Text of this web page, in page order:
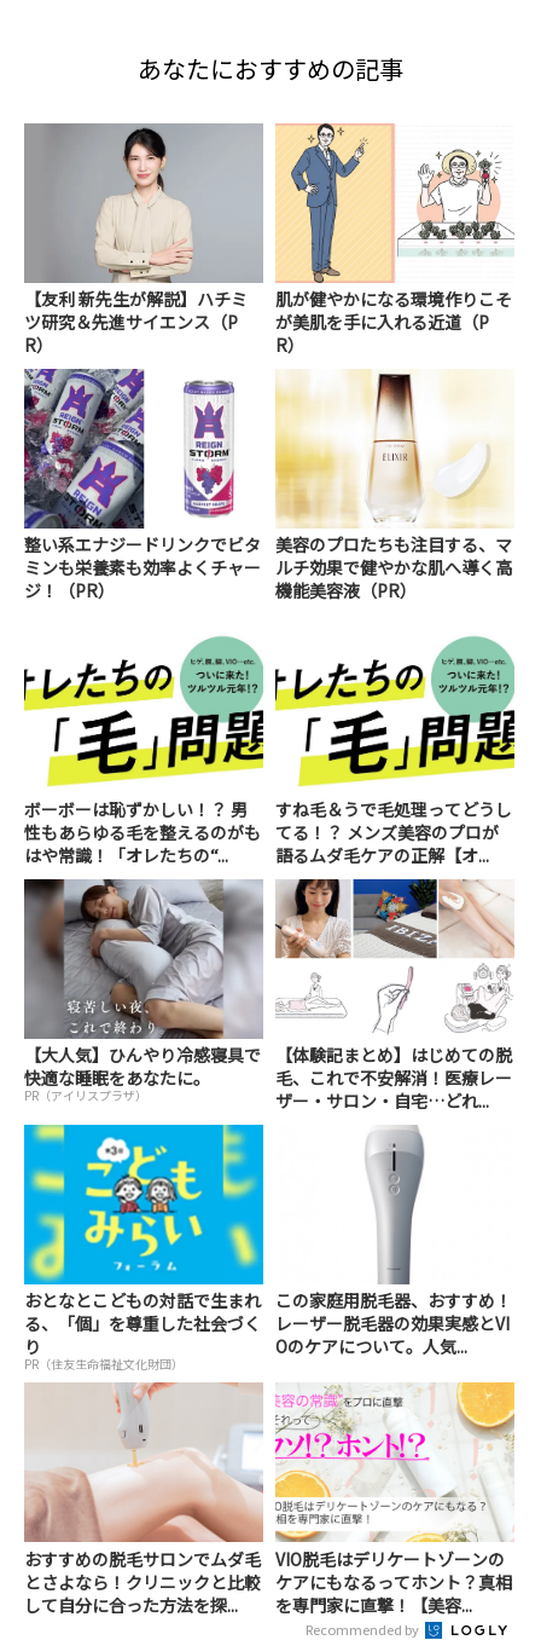
あなたにおすすめの記事
【友利 新先生が解説】ハチミ
ツ研究＆先進サイエンス（P
R）
肌が健やかになる環境作りこそ
が美肌を手に入れる近道（P
R）
整い系エナジードリンクでビタ
ミンも栄養素も効率よくチャー
ジ！（PR）
美容のプロたちも注目する、マ
ルチ効果で健やかな肌へ導く高
機能美容液（PR）
ボーボーは恥ずかしい！？ 男
性もあらゆる毛を整えるのがも
はや常識！「オレたちの“...
すね毛＆うで毛処理ってどうし
てる！？ メンズ美容のプロが
語るムダ毛ケアの正解【オ...
【大人気】ひんやり冷感寝具で
快適な睡眠をあなたに。
PR（アイリスプラザ）
【体験記まとめ】はじめての脱
毛、これで不安解消！医療レー
ザー・サロン・自宅…どれ...
おとなとこどもの対話で生まれ
る、「個」を尊重した社会づく
り
PR（住友生命福祉文化財団）
この家庭用脱毛器、おすすめ！
レーザー脱毛器の効果実感とVI
Oのケアについて。人気...
おすすめの脱毛サロンでムダ毛
とさよなら！クリニックと比較
して自分に合った方法を探...
VIO脱毛はデリケートゾーンの
ケアにもなるってホント？真相
を専門家に直撃！【美容...
Recommended by